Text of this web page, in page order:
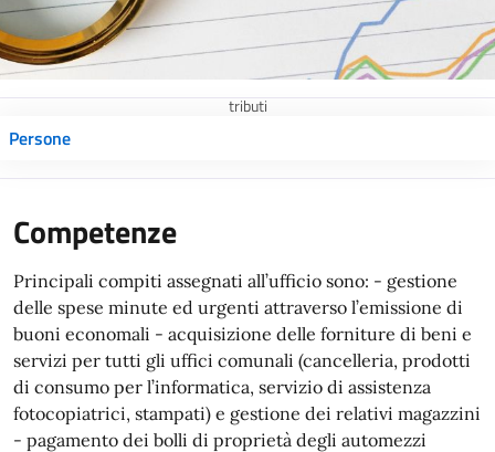
tributi
Persone
Competenze
Principali compiti assegnati all’ufficio sono: - gestione
delle spese minute ed urgenti attraverso l’emissione di
buoni economali - acquisizione delle forniture di beni e
servizi per tutti gli uffici comunali (cancelleria, prodotti
di consumo per l’informatica, servizio di assistenza
fotocopiatrici, stampati) e gestione dei relativi magazzini
- pagamento dei bolli di proprietà degli automezzi